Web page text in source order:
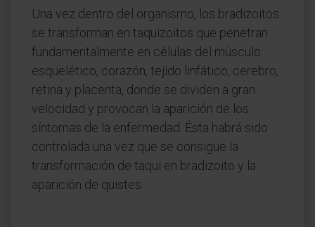
Una vez dentro del organismo, los bradizoitos
se transforman en taquizoitos que penetran
fundamentalmente en células del músculo
esquelético, corazón, tejido linfático, cerebro,
retina y placenta, donde se dividen a gran
velocidad y provocan la aparición de los
síntomas de la enfermedad. Ésta habrá sido
controlada una vez que se consigue la
transformación de taqui en bradizoito y la
aparición de quistes.